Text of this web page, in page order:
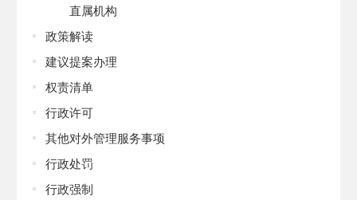
直属机构
政策解读
建议提案办理
权责清单
行政许可
其他对外管理服务事项
行政处罚
行政强制